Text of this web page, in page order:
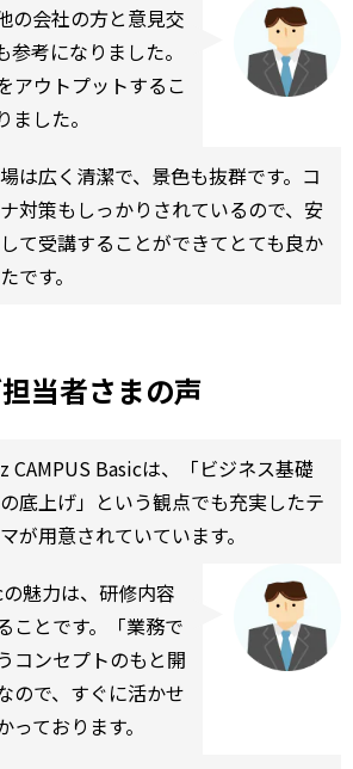
の会社の方と意見交
考になりました。
アウトプットするこ
ました。
は広く清潔で、景色も抜群です。コ
対策もしっかりされているので、安
て受講することができてとても良か
です。
当者さまの声
CAMPUS Basicは、「ビジネス基礎
底上げ」という観点でも充実したテ
が用意されていています。
魅力は、研修内容
ことです。「業務で
コンセプトのもと開
ので、すぐに活かせ
ております。